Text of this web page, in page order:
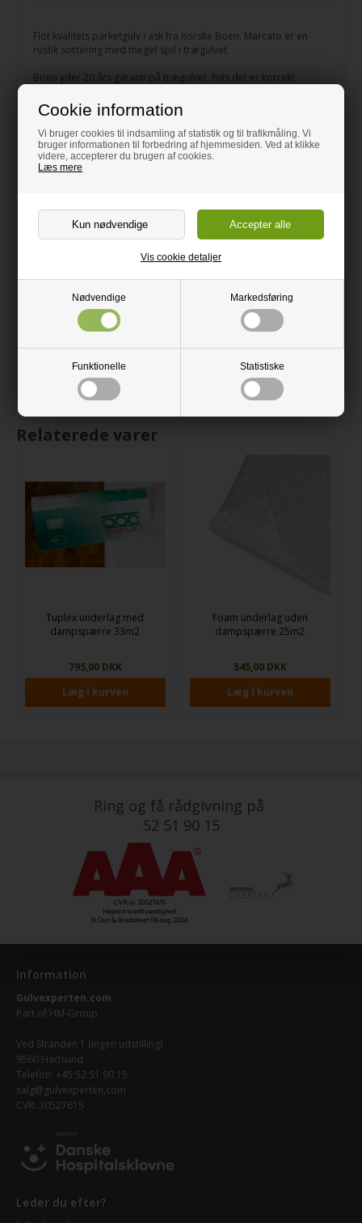
Cookie information
Vi bruger cookies til indsamling af statistik og til trafikmåling. Vi
bruger informationen til forbedring af hjemmesiden. Ved at klikke
videre, accepterer du brugen af cookies.
Læs mere
Nødvendige Markedsføring
Funktionelle Statistiske
Vis cookie detaljer
Flot kvalitets parketgulv i ask fra norske Boen. Marcato er en
rustik sortering med meget spil i trægulvet.
Boen yder 20 års garanti på trægulvet, hvis det er korrekt
Montagevejledning medfølger i pakkerne.
HUSK: Bestil ca. 7% ekstra til fraskær!
Relaterede varer
Tuplex underlag med
dampspærre 33m2
795,00 DKK
Foam underlag uden
dampspærre 25m2
545,00 DKK
Ring og få rådgivning på
52 51 90 15
Information
Gulvexperten.com
Part of HM-Group
Ved Stranden 1 (ingen udstilling)
9560 Hadsund
Telefon: +45 52 51 90 15
salg@gulvexperten.com
CVR: 30527615
Leder du efter?